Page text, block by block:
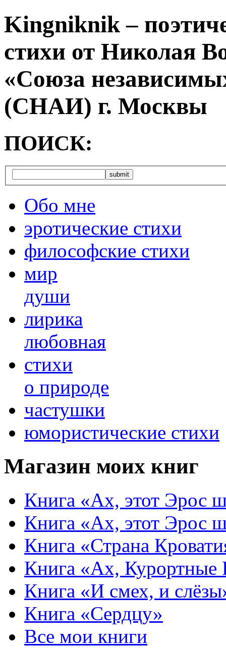
Kingniknik –
стихи от Николая
«Союза
(СНАИ) г. Москвы
ПОИСК:
Обо мне
эротические стихи
философские стихи
мир
души
лирика
любовная
cтихи
о природе
частушки
юмористические стихи
Магазин моих книг
Книга «Ах, этот Эрос
Книга «Ах, этот Эрос
Книга «Страна
Книга «Ах,
Книга «И смех, и
Книга «Сердцу»
Все мои книги